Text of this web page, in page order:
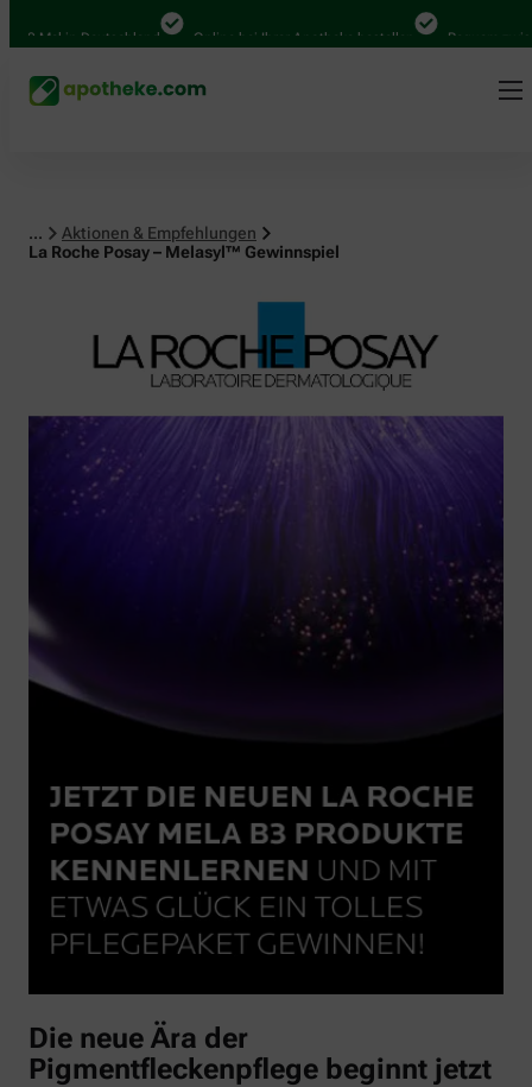
in Deutschland Online bei Ihrer Apotheke bestellen Bequem zwischen
...
Aktionen & Empfehlungen
La Roche Posay – Melasyl™ Gewinnspiel
Die neue Ära der
Pigmentfleckenpflege beginnt jetzt